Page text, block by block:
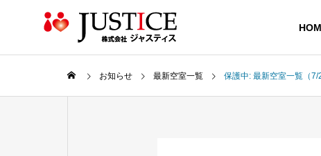
お知らせ 最新空室一覧 保護中: 最新空室一覧（